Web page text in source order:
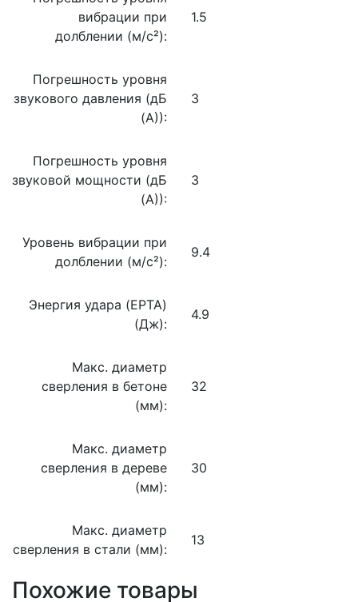
вибрации при
долблении (м/с²):
1.5
Погрешность уровня
звукового давления (дБ
(А)):
3
Погрешность уровня
звуковой мощности (дБ
(А)):
3
Уровень вибрации при
долблении (м/с²):
9.4
Энергия удара (EPTA)
(Дж):
4.9
Макс. диаметр
сверления в бетоне
(мм):
32
Макс. диаметр
сверления в дереве
(мм):
30
Макс. диаметр
сверления в стали (мм):
13
Похожие товары